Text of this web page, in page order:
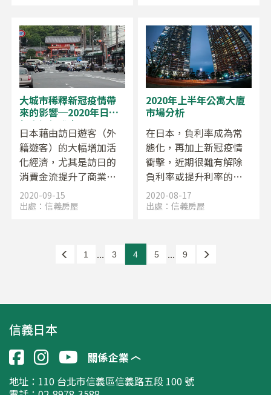
接下重振旗鼓的重任。
大城市稀釋新冠疫情帶
來的影響─2020年日本
都市評價發表
日本藉由訪日遊客（外
籍遊客）的大幅增加活
化經濟，尤其是訪日的
消費金流提升了商業設
施收益性，商業用地也
不斷攀升，如今情況一
爭力的變化，也會對住
2020-09-15
出處： 信義房屋
2020年上半年公寓大廈
市場分析
在日本，負利率成為常
態化，再加上新冠疫情
衝擊，近期很難有解除
負利率或提升利率的可
能。觀察不動產市場，
可從最近的各種數據發
疫情而急速下跌，但實
際上意外地維持高水
呢？
2020-08-17
出處： 信義房屋
1 ... 3 4 5 ... 9
信義日本
關係企業
地址： 110 台北市信義區信義路五段 100 號